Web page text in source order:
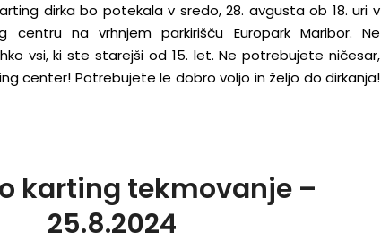
dirka bo potekala v sredo, 28. avgusta ob 18. uri v
centru na vrhnjem parkirišču Europark Maribor. Ne
vsi, ki ste starejši od 15. let. Ne potrebujete ničesar,
center! Potrebujete le dobro voljo in željo do dirkanja!
karting tekmovanje –
25.8.2024